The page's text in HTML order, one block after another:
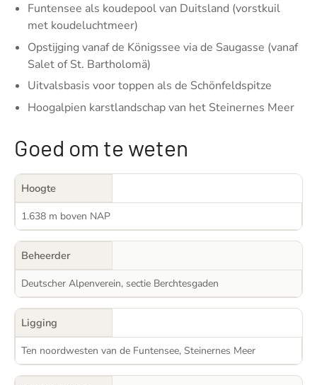
Funtensee als koudepool van Duitsland (vorstkuil
met koudeluchtmeer)
Opstijging vanaf de Königssee via de Saugasse (vanaf
Salet of St. Bartholomä)
Uitvalsbasis voor toppen als de Schönfeldspitze
Hoogalpien karstlandschap van het Steinernes Meer
Goed om te weten
Hoogte
1.638 m boven NAP
Beheerder
Deutscher Alpenverein, sectie Berchtesgaden
Ligging
Ten noordwesten van de Funtensee, Steinernes Meer